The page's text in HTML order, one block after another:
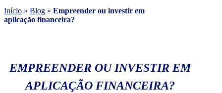
Início » Blog » Empreender ou investir em
aplicação financeira?
EMPREENDER OU INVESTIR EM
APLICAÇÃO FINANCEIRA?